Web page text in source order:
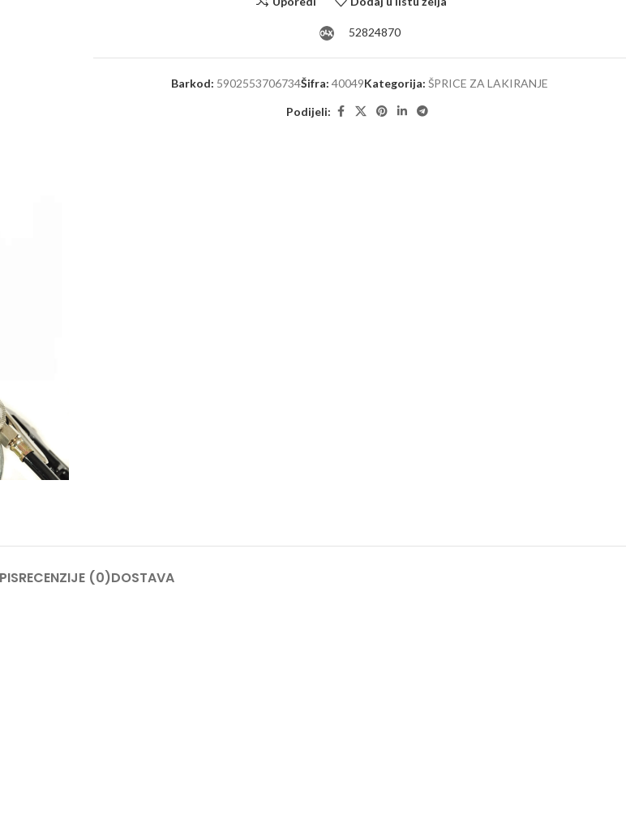
52824870
Barkod: 5902553706734Šifra: 40049Kategorija: ŠPRICE ZA LAKIRANJE
Podijeli:
RECENZIJE (0)DOSTAVA